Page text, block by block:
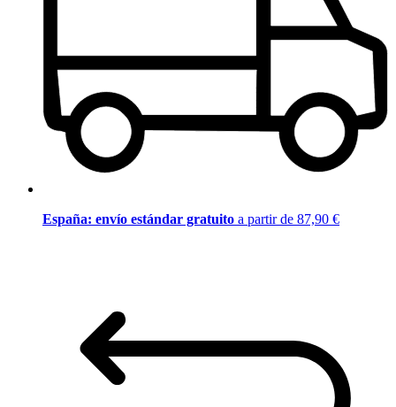
España: envío estándar gratuito a partir de 87,90 €